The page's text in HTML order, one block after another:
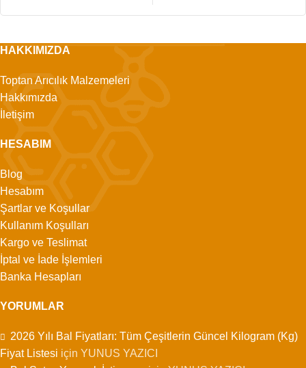
HAKKIMIZDA
Toptan Arıcılık Malzemeleri
Hakkımızda
İletişim
HESABIM
Blog
Hesabım
Şartlar ve Koşullar
Kullanım Koşulları
Kargo ve Teslimat
İptal ve İade İşlemleri
Banka Hesapları
YORUMLAR
2026 Yılı Bal Fiyatları: Tüm Çeşitlerin Güncel Kilogram (Kg)
Fiyat Listesi için YUNUS YAZICI